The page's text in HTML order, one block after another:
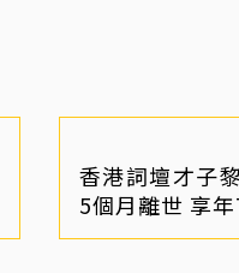
香港詞壇才子
5個月離世 享